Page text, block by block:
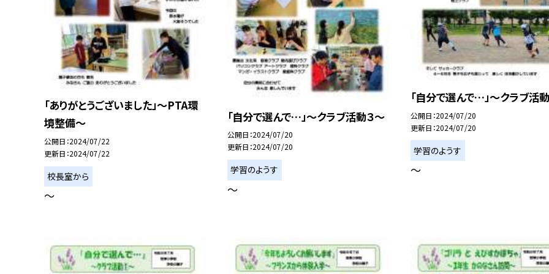
「ありがとうございました」〜PTA環
境整備〜
公開日 2024/07/22
更新日 2024/07/22
校長室から
〜
「自分で選んで…」〜クラブ活動３〜
公開日 2024/07/20
更新日 2024/07/20
学習のようす
〜
「自分で選んで…」〜クラブ活
公開日 2024/07/20
更新日 2024/07/20
学習のようす
〜